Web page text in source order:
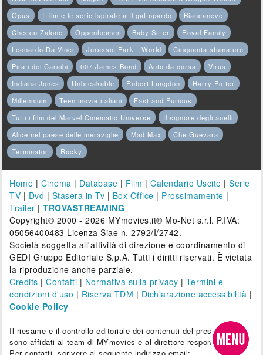
Opus
I film e le serie ispirate a Il gattopardo
Biancaneve
Checco Zalone
Oppenheimer Baby Sitter
Royal Family
Leonardo Da Vinci
Jurassic Park - World
Cinquanta sfumature
Pirati dei Caraibi
007 James Bond Auto da corsa
Virus
Indiana Jones
Unbreakable Robert Langdon
Harry Potter
Millennium
Teen movie italiani
Fast and Furious
Tutti i film del Marvel Cinematic Universe
Il signore degli anelli
Alice nel paese delle meraviglie
Mad Max
Che Guevara
Terminator
Rocky
Home | Cinema | Database | Film |Calendario Uscite |Serie
TV | Dvd | Stasera in Tv | Box Office | Prossimamente |
Trailer |TROVASTREAMING
Copyright© 2000 - 2026 MYmovies.it® Mo-Net s.r.l. P.IVA:
05056400483 Licenza Siae n. 2792/I/2742.
Società soggetta all'attività di direzione e coordinamento di
GEDI Gruppo Editoriale S.p.A. Tutti i diritti riservati. È vietata
la riproduzione anche parziale.
Credits |Contatti | Normativa sulla privacy | Termini e
condizioni d'uso | Riserva TDM | Dichiarazione accessibilità |
Cookie Policy
Il riesame e il controllo editoriale dei contenuti del presente sito
sono affidati al team di MYmovies e al direttore responsabile.